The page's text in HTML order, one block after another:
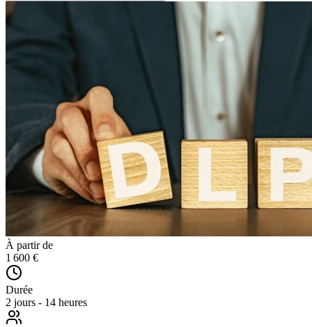
À partir de
1 600 €
Durée
2 jours - 14 heures